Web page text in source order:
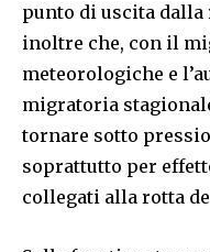
punto di uscita
inoltre che, con il
meteorologiche e
migratoria
tornare sotto
soprattutto per
collegati alla rotta